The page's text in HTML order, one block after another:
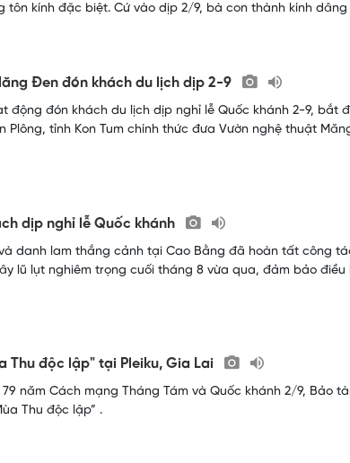
tôn kính đặc biệt. Cứ vào dịp 2/9, bà con thành kính
Đen đón khách du lịch dịp 2-9
động đón khách du lịch dịp nghỉ lễ Quốc khánh 2-9,
Plông, tỉnh Kon Tum chính thức đưa Vườn nghệ thuật
dịp nghỉ lễ Quốc khánh
và danh lam thắng cảnh tại Cao Bằng đã hoàn tất công
lũ lụt nghiêm trọng cuối tháng 8 vừa qua, đảm bảo điều
Thu độc lập" tại Pleiku, Gia Lai
79 năm Cách mạng Tháng Tám và Quốc khánh 2/9, Bảo
Thu độc lập” .